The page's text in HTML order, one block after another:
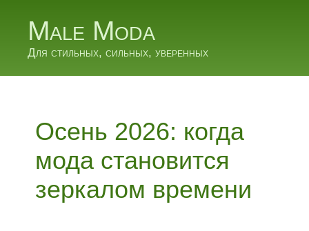
Male Moda
Для стильных, сильных, уверенных
Осень 2026: когда
мода становится
зеркалом времени